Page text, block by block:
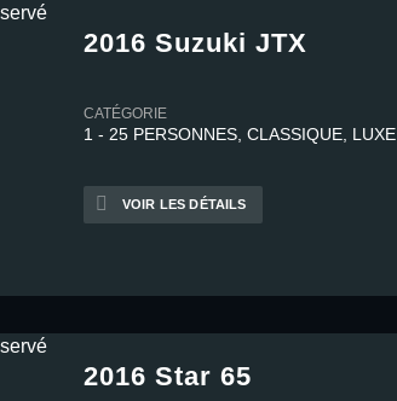
2016 Suzuki JTX
CATÉGORIE
1 - 25 PERSONNES, CLASSIQUE, LUXE
VOIR LES DÉTAILS
2016 Star 65